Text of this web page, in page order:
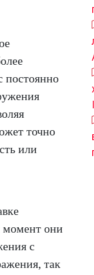
постоянно
точно
или
момент они
с
так